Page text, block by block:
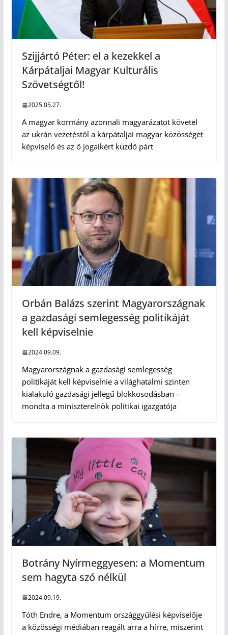
Szijjártó Péter: el a kezekkel a
Kárpátaljai Magyar Kulturális
Szövetségtől!
2025.05.27.
A magyar kormány azonnali magyarázatot követel
az ukrán vezetéstől a kárpátaljai magyar közösséget
képviselő és az ő jogaikért küzdő párt
Orbán Balázs szerint Magyarországnak
a gazdasági semlegesség politikáját
kell képviselnie
2024.09.09.
Magyarországnak a gazdasági semlegesség
politikáját kell képviselnie a világhatalmi szinten
kialakuló gazdasági jellegű blokkosodásban –
mondta a miniszterelnök politikai igazgatója
Botrány Nyírmeggyesen: a Momentum
sem hagyta szó nélkül
2024.09.19.
Tóth Endre, a Momentum országgyűlési képviselője
a közösségi médiában reagált arra a hírre, miszerint